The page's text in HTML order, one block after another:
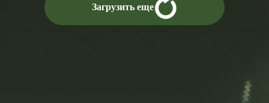
Загрузить еще